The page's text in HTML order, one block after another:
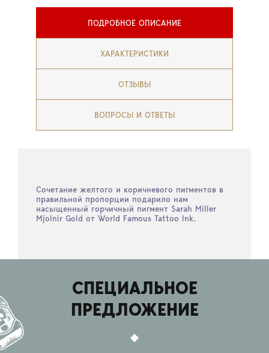
ПОДРОБНОЕ ОПИСАНИЕ
ХАРАКТЕРИСТИКИ
ОТЗЫВЫ
ВОПРОСЫ И ОТВЕТЫ
Сочетание желтого и коричневого пигментов в
правильной пропорции подарило нам
насыщенный горчичный пигмент Sarah Miller
Mjolnir Gold от World Famous Tattoo Ink.
СПЕЦИАЛЬНОЕ
ПРЕДЛОЖЕНИЕ